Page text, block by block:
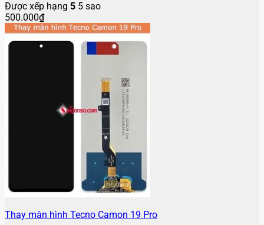
Được xếp hạng 5 5 sao
500.000₫
Thay màn hình Tecno Camon 19 Pro